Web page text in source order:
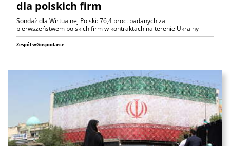
dla polskich firm
Sondaż dla Wirtualnej Polski: 76,4 proc. badanych za
pierwszeństwem polskich firm w kontraktach na terenie Ukrainy
Zespół wGospodarce